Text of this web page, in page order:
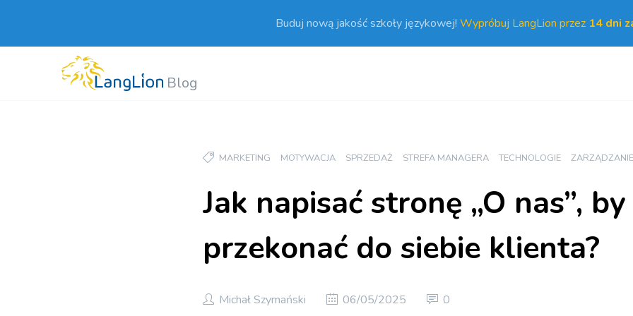
Buduj nową jakość szkoły językowej! Wypróbuj LangLion przez 14 dni
Blog
MARKETING MOTYWACJA SPRZEDAŻ STREFA MANAGERA TECHNOLOGIE ZARZĄDZANIE
Jak napisać stronę „O nas”, by
przekonać do siebie klienta?
Michał Szymański 06/05/2025 0